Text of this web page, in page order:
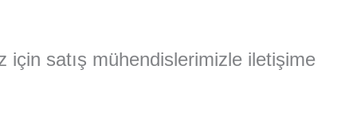
için satış mühendislerimizle iletişime